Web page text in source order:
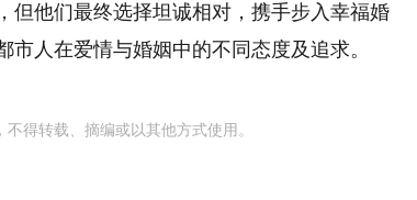
但他们最终选择坦诚相对，携手步入幸福婚
人在爱情与婚姻中的不同态度及追求。
得转载、摘编或以其他方式使用。